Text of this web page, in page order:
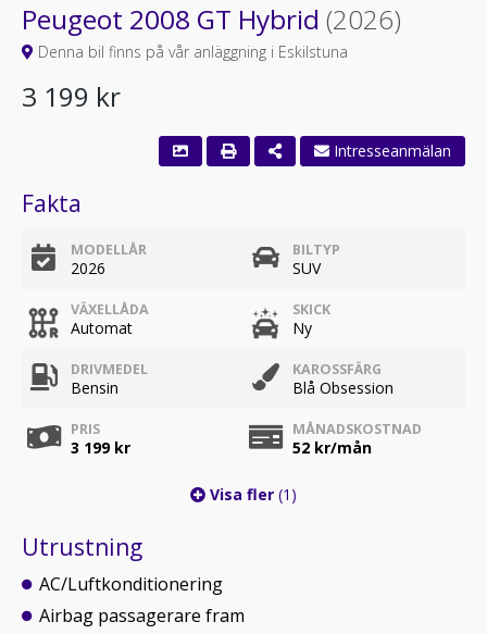
Peugeot 2008 GT Hybrid (2026)
Denna bil finns på vår anläggning i Eskilstuna
3 199 kr
Intresseanmälan
Fakta
MODELLÅR
2026
BILTYP
SUV
VÄXELLÅDA
Automat
SKICK
Ny
DRIVMEDEL
Bensin
KAROSSFÄRG
Blå Obsession
PRIS
3 199 kr
MÅNADSKOSTNAD
52 kr/mån
Visa fler (1)
Utrustning
AC/Luftkonditionering
Airbag passagerare fram